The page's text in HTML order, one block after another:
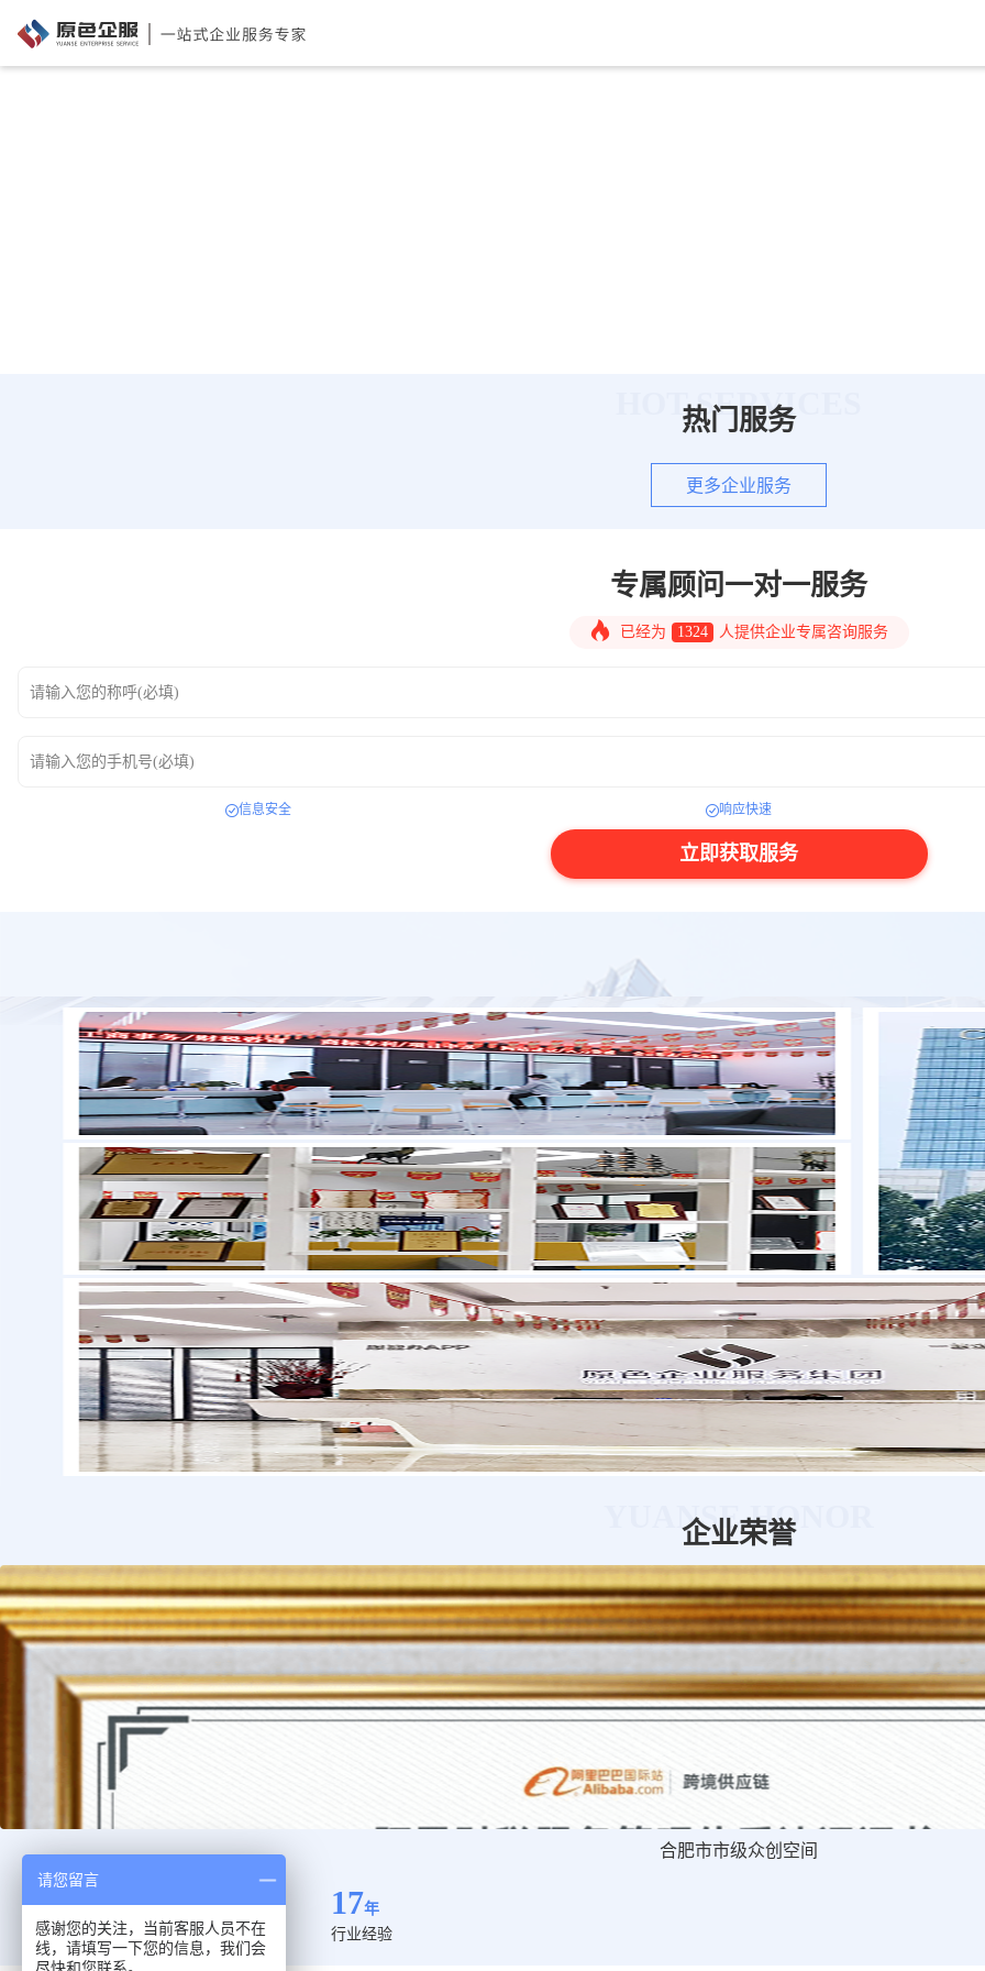
HOT SERVICES
热门服务
更多企业服务
专属顾问一对一服务
已经为 1324 人提供企业专属咨询服务
请输入您的称呼(必填)
请输入您的手机号(必填)
信息安全 响应快速
立即获取服务
YUANSE HONOR
企业荣誉
合肥市市级众创空间
17年
行业经验
请您留言
感谢您的关注，当前客服人员不在
线，请填写一下您的信息，我们会